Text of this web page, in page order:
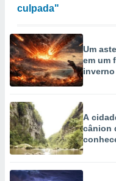
culpada"
Um
em um
A
cânion